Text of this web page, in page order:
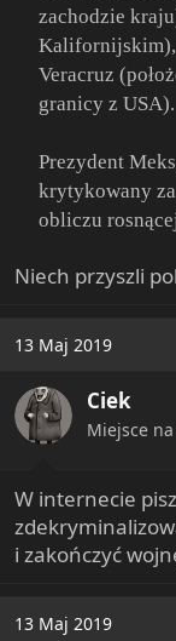
zachodzie
Kalifornijskim),
Veracruz
granicy z USA).
Prezydent
krytykowany
obliczu
Niech przyszli
13 Maj 2019
Ciek
Miejsce
W internecie
i zakończyć
13 Maj 2019